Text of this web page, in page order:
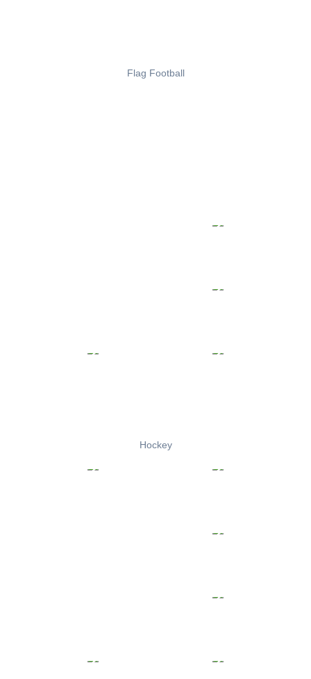
Flag Football
Hockey